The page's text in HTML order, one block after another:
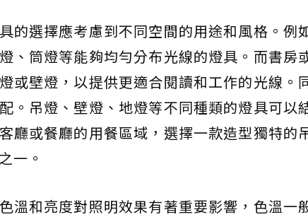
的選擇應考慮到不同空間的用途和風格。例
、筒燈等能夠均勻分布光線的燈具。而書房
或壁燈，以提供更適合閱讀和工作的光線。
。吊燈、壁燈、地燈等不同種類的燈具可以
廳或餐廳的用餐區域，選擇一款造型獨特的
一。
溫和亮度對照明效果有著重要影響，色溫一